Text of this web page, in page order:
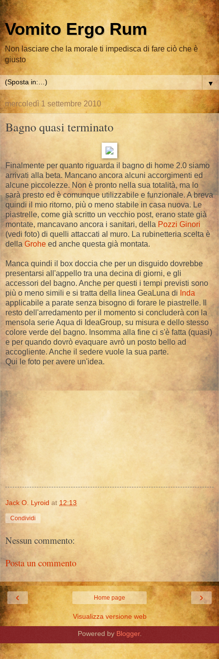
Vomito Ergo Rum
Non lasciare che la morale ti impedisca di fare ciò che è
giusto
▼
mercoledì 1 settembre 2010
Bagno quasi terminato
Finalmente per quanto riguarda il bagno di home 2.0 siamo
arrivati alla beta. Mancano ancora alcuni accorgimenti ed
alcune piccolezze. Non è pronto nella sua totalità, ma lo
sarà presto ed è comunque utilizzabile e funzionale. A breva
quindi il mio ritorno, più o meno stabile in casa nuova. Le
piastrelle, come già scritto un vecchio post, erano state già
montate, mancavano ancora i sanitari, della Pozzi Ginori
(vedi foto) di quelli attaccati al muro. La rubinetteria scelta è
della Grohe ed anche questa già montata.
Manca quindi il box doccia che per un disguido dovrebbe
presentarsi all'appello tra una decina di giorni, e gli
accessori del bagno. Anche per questi i tempi previsti sono
più o meno simili e si tratta della linea GeaLuna di Inda
applicabile a parate senza bisogno di forare le piastrelle. Il
resto dell'arredamento per il momento si concluderà con la
mensola serie Aqua di IdeaGroup, su misura e dello stesso
colore verde del bagno. Insomma alla fine ci s'è fatta (quasi)
e per quando dovrò evaquare avrò un posto bello ad
accogliente. Anche il sedere vuole la sua parte.
Qui le foto per avere un'idea.
Jack O. Lyroid at 12:13
Condividi
Nessun commento:
Posta un commento
‹ ›
Home page
Visualizza versione web
Powered by Blogger.